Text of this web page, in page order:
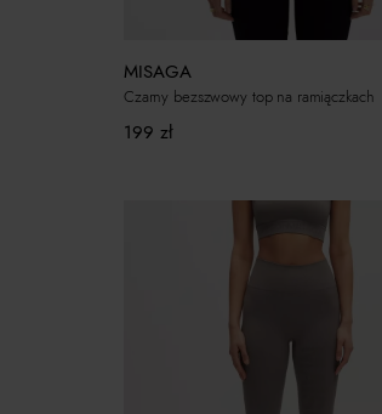
MISAGA
Czarny bezszwowy top na ramiączkach
199 zł